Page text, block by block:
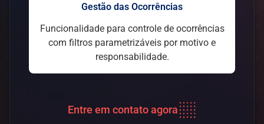
Gestão das Ocorrências
Funcionalidade para controle de ocorrências
com filtros parametrizáveis por motivo e
responsabilidade.
Entre em contato agora